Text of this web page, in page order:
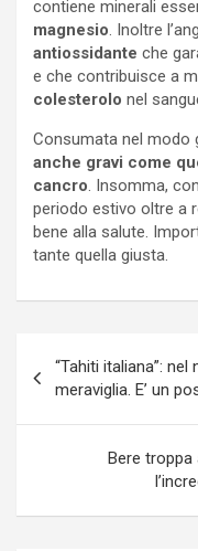
contiene minerali
magnesio. Inoltre
antiossidante che
e che contribuisce a
colesterolo nel
Consumata nel modo
anche gravi come
cancro. Insomma,
periodo estivo oltre a
bene alla salute.
tante quella giusta.
articoli
“Tahiti italiana”:
meraviglia. E’ un
Bere troppa